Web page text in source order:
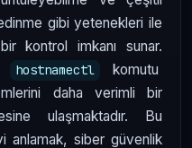
gibi yetenekleri ile
kontrol imkanı sunar.
hostnamectl
komutu
daha verimli bir
ulaşmaktadır. Bu
anlamak, siber güvenlik